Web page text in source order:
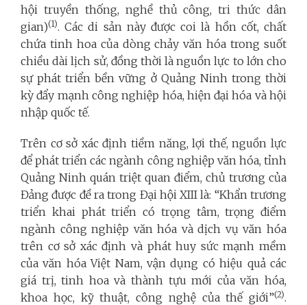
hội truyền thống, nghề thủ công, tri thức dân
gian)(1). Các di sản này được coi là hồn cốt, chất
chứa tinh hoa của dòng chảy văn hóa trong suốt
chiều dài lịch sử, đồng thời là nguồn lực to lớn cho
sự phát triển bền vững ở Quảng Ninh trong thời
kỳ đẩy mạnh công nghiệp hóa, hiện đại hóa và hội
nhập quốc tế.
Trên cơ sở xác định tiềm năng, lợi thế, nguồn lực
để phát triển các ngành công nghiệp văn hóa, tỉnh
Quảng Ninh quán triệt quan điểm, chủ trương của
Đảng được đề ra trong Đại hội XIII là: “Khẩn trương
triển khai phát triển có trọng tâm, trọng điểm
ngành công nghiệp văn hóa và dịch vụ văn hóa
trên cơ sở xác định và phát huy sức mạnh mềm
của văn hóa Việt Nam, vận dụng có hiệu quả các
giá trị, tinh hoa và thành tựu mới của văn hóa,
khoa học, kỹ thuật, công nghệ của thế giới”(2).